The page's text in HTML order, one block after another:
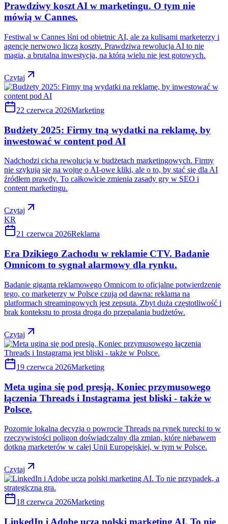
Prawdziwy koszt AI w marketingu. O tym nie
mówią w Cannes.
Festiwal w Cannes lśni od obietnic AI, ale za kulisami marketerzy i
agencje nerwowo liczą koszty. Prawdziwa rewolucja AI to nie
magia, a brutalna inwestycja, na którą wielu nie jest gotowych.
Czytaj
22 czerwca 2026Marketing
Budżety 2025: Firmy tną wydatki na reklamę, by
inwestować w content pod AI
Nadchodzi cicha rewolucja w budżetach marketingowych. Firmy
nie szykują się na wojnę o AI-owe kliki, ale o to, by stać się dla AI
źródłem prawdy. To całkowicie zmienia zasady gry w SEO i
content marketingu.
Czytaj
KR
21 czerwca 2026Reklama
Era Dzikiego Zachodu w reklamie CTV. Badanie
Omnicom to sygnał alarmowy dla rynku.
Badanie giganta reklamowego Omnicom to oficjalne potwierdzenie
tego, co marketerzy w Polsce czują od dawna: reklama na
platformach streamingowych jest zepsuta. Zbyt duża częstotliwość i
brak kontekstu to prosta droga do przepalania budżetów.
Czytaj
19 czerwca 2026Marketing
Meta ugina się pod presją. Koniec przymusowego
łączenia Threads i Instagrama jest bliski - także w
Polsce.
Pozornie lokalna decyzja o powrocie Threads na rynek turecki to w
rzeczywistości poligon doświadczalny dla zmian, które niebawem
dotkną marketerów w całej Unii Europejskiej, w tym w Polsce.
Czytaj
18 czerwca 2026Marketing
LinkedIn i Adobe uczą polski marketing AI. To nie